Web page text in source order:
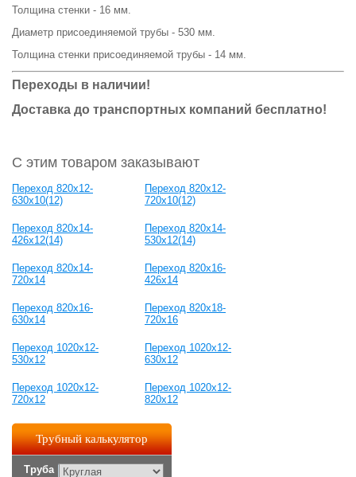
Толщина стенки - 16 мм.
Диаметр присоединяемой трубы - 530 мм.
Толщина стенки присоединяемой трубы - 14 мм.
Переходы в наличии!
Доставка до транспортных компаний бесплатно!
С этим товаром заказывают
Переход 820x12-
630x10(12)
Переход 820x12-
720x10(12)
Переход 820x14-
426x12(14)
Переход 820x14-
530x12(14)
Переход 820x14-
720x14
Переход 820x16-
426x14
Переход 820x16-
630x14
Переход 820x18-
720x16
Переход 1020x12-
530x12
Переход 1020x12-
630x12
Переход 1020x12-
720x12
Переход 1020x12-
820x12
Трубный калькулятор
Труба